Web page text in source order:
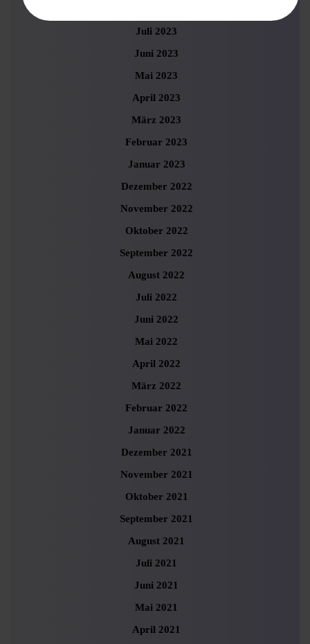
Juli 2023
Juni 2023
Mai 2023
April 2023
März 2023
Februar 2023
Januar 2023
Dezember 2022
November 2022
Oktober 2022
September 2022
August 2022
Juli 2022
Juni 2022
Mai 2022
April 2022
März 2022
Februar 2022
Januar 2022
Dezember 2021
November 2021
Oktober 2021
September 2021
August 2021
Juli 2021
Juni 2021
Mai 2021
April 2021